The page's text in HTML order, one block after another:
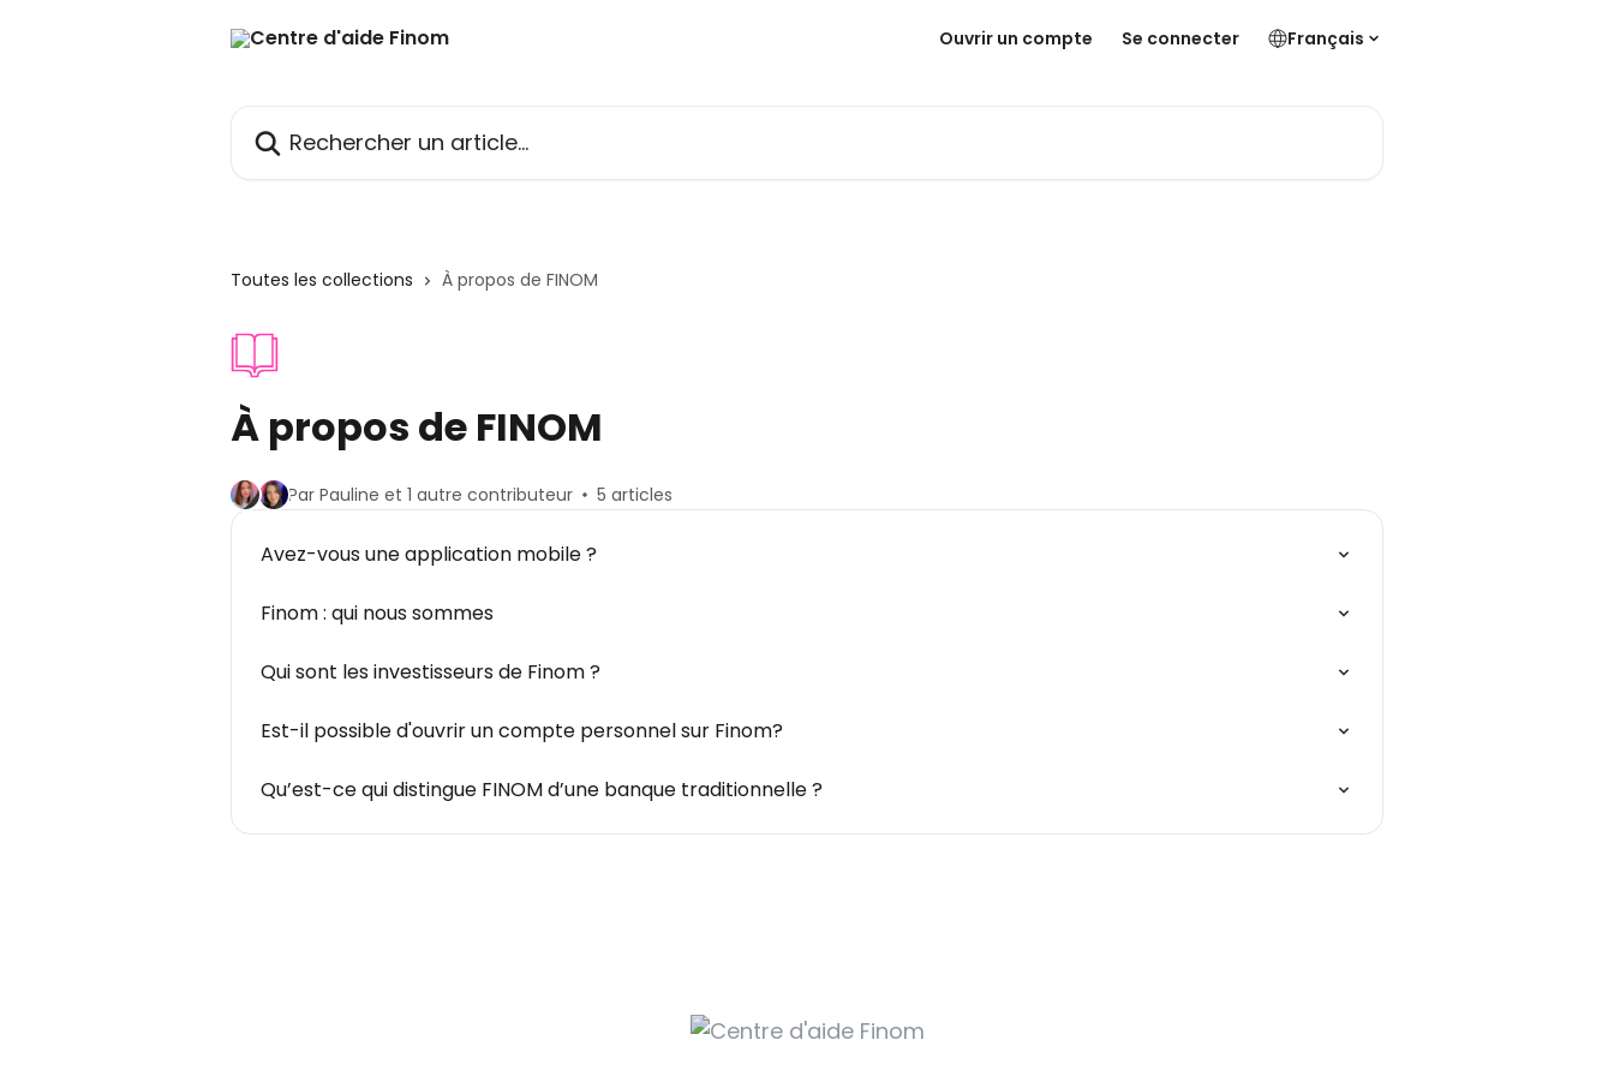
Ouvrir un compte Se connecter Français
Toutes les collections À propos de FINOM
À propos de FINOM
Par Pauline et 1 autre contributeur 5 articles
Avez-vous une application mobile ?
Finom : qui nous sommes
Qui sont les investisseurs de Finom ?
Est-il possible d'ouvrir un compte personnel sur Finom?
Qu’est-ce qui distingue FINOM d’une banque traditionnelle ?